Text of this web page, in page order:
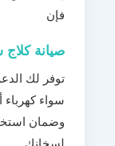
فإن
صيانة
توفر لك
سواء
وضمان
لسخانك.